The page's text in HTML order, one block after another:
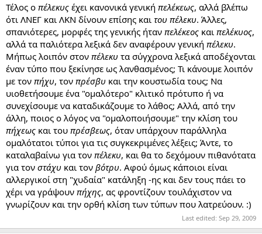
Τέλος ο πέλεκυς έχει κανονικά γενική πελέκεως, αλλά βλέπω
ότι ΛΝΕΓ και ΛΚΝ δίνουν επίσης και του πέλεκυ. Άλλες,
σπανιότερες, μορφές της γενικής ήταν πελέκεος και πελέκυος,
αλλά τα παλιότερα λεξικά δεν αναφέρουν γενική πέλεκυ.
Μήπως λοιπόν στον πέλεκυ τα σύγχρονα λεξικά αποδέχονται
έναν τύπο που ξεκίνησε ως λανθασμένος; Τι κάνουμε λοιπόν
με τον πήχυ, τον πρέσβυ και την κουστωδία τους; Να
υιοθετήσουμε ένα "ομαλότερο" κλιτικό πρότυπο ή να
συνεχίσουμε να καταδικάζουμε το λάθος; Αλλά, από την
άλλη, ποιος ο λόγος να "ομαλοποιήσουμε" την κλίση του
πήχεως και του πρέσβεως, όταν υπάρχουν παράλληλα
ομαλότατοι τύποι για τις συγκεκριμένες λέξεις; Άντε, το
καταλαβαίνω για τον πέλεκυ, και θα το δεχόμουν πιθανότατα
για τον στάχυ και τον βότρυ. Αφού όμως κάποιοι είναι
αλλεργικοί στη "χυδαία" κατάληξη -ης και δεν τους πάει το
χέρι να γράψουν πήχης, ας φροντίζουν τουλάχιστον να
γνωρίζουν και την ορθή κλίση των τύπων που λατρεύουν. :)
Last edited: Sep 29, 2009